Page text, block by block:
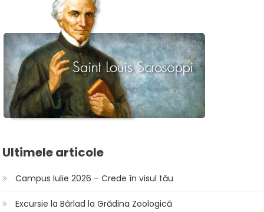
Ultimele articole
Campus Iulie 2026 – Crede în visul tău
Excursie la Bârlad la Grădina Zoologică